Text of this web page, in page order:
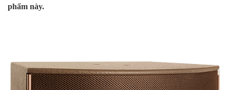
phẩm này.